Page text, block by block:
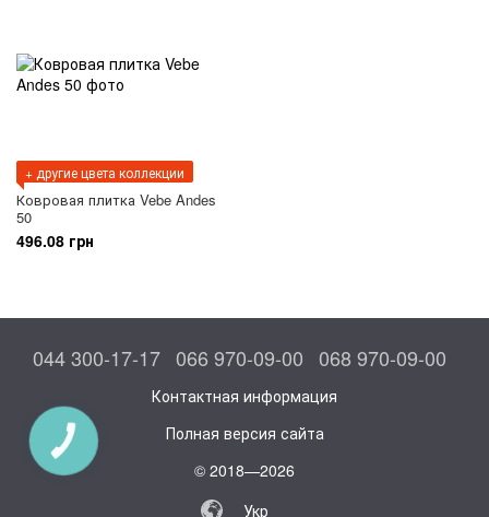
+ другие цвета коллекции
Ковровая плитка Vebe Andes
50
496.08 грн
044 300-17-17 066 970-09-00 068 970-09-00
Контактная информация
Полная версия сайта
© 2018—2026
Укр
КНОПКА
СВЯЗИ